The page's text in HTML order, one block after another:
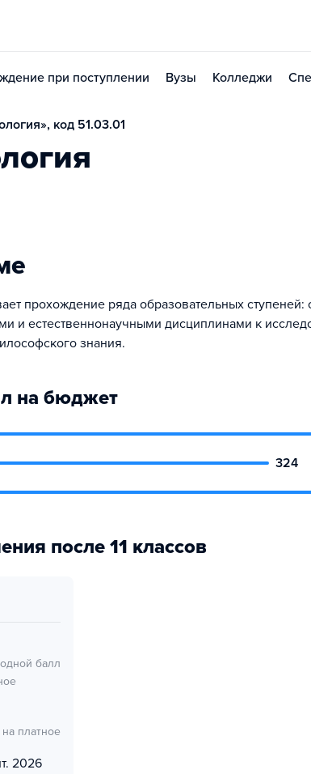
при поступлении Вузы Колледжи
код 51.03.01
прохождение ряда образовательных ступеней:
и естественнонаучными дисциплинами к
знания.
на бюджет
324
после 11 классов
балл
платное
2026